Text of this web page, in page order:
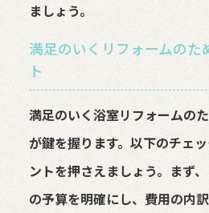
ましょう。
満足のいくリフォームのた
ト
満足のいく浴室リフォームの
が鍵を握ります。以下のチェ
ントを押さえましょう。まず
の予算を明確にし、費用の内